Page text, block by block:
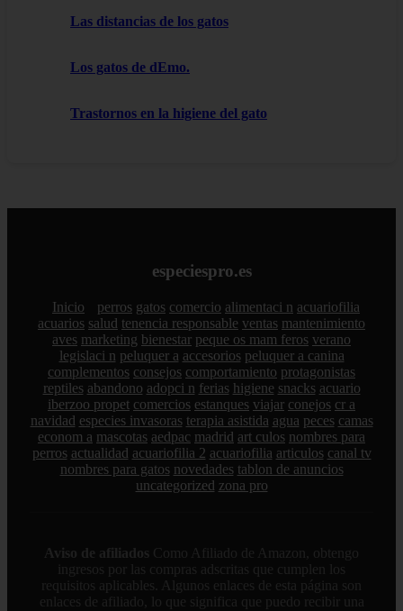
Las distancias de los gatos
Los gatos de dEmo.
Trastornos en la higiene del gato
especiespro.es
Inicio perros gatos comercio alimentaci n acuariofilia
acuarios salud tenencia responsable ventas mantenimiento
aves marketing bienestar peque os mam feros verano
legislaci n peluquer a accesorios peluquer a canina
complementos consejos comportamiento protagonistas
reptiles abandono adopci n ferias higiene snacks acuario
iberzoo propet comercios estanques viajar conejos cr a
navidad especies invasoras terapia asistida agua peces camas
econom a mascotas aedpac madrid art culos nombres para
perros actualidad acuariofilia 2 acuariofilia articulos canal tv
nombres para gatos novedades tablon de anuncios
uncategorized zona pro
Aviso de afiliados Como Afiliado de Amazon, obtengo
ingresos por las compras adscritas que cumplen los
requisitos aplicables. Algunos enlaces de esta página son
enlaces de afiliado, lo que significa que puedo recibir una